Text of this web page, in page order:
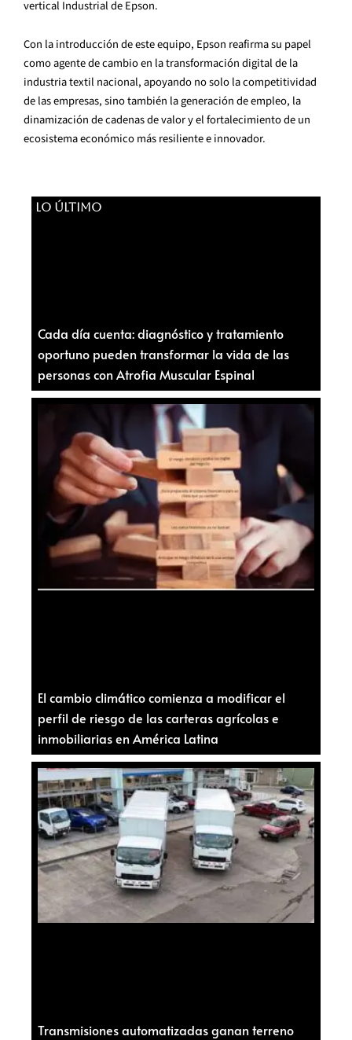
vertical Industrial de Epson.
Con la introducción de este equipo, Epson reafirma su papel
como agente de cambio en la transformación digital de la
industria textil nacional, apoyando no solo la competitividad
de las empresas, sino también la generación de empleo, la
dinamización de cadenas de valor y el fortalecimiento de un
ecosistema económico más resiliente e innovador.
LO ÚLTIMO
Cada día cuenta: diagnóstico y tratamiento
oportuno pueden transformar la vida de las
personas con Atrofia Muscular Espinal
El cambio climático comienza a modificar el
perfil de riesgo de las carteras agrícolas e
inmobiliarias en América Latina
Transmisiones automatizadas ganan terreno